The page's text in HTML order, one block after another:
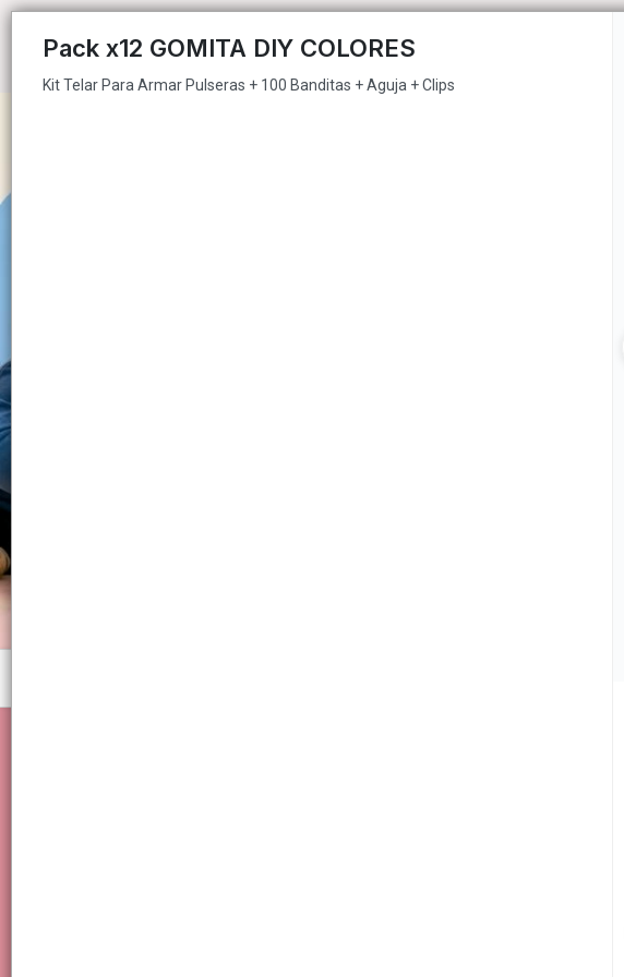
Kit Telar Para Armar Pulseras + 100 Banditas + Aguja + Clips
Pack x12 GOMITA DIY COLORES
Kit Telar Para Armar Pulseras + 100 Banditas + Aguja + Clips